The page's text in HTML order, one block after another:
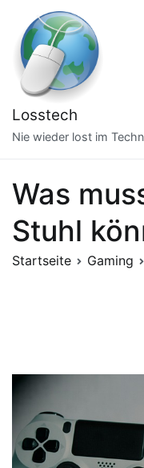
Inhalt
springen
Losstech
Nie wieder lost im
Was
Stuhl
Startseite Gaming